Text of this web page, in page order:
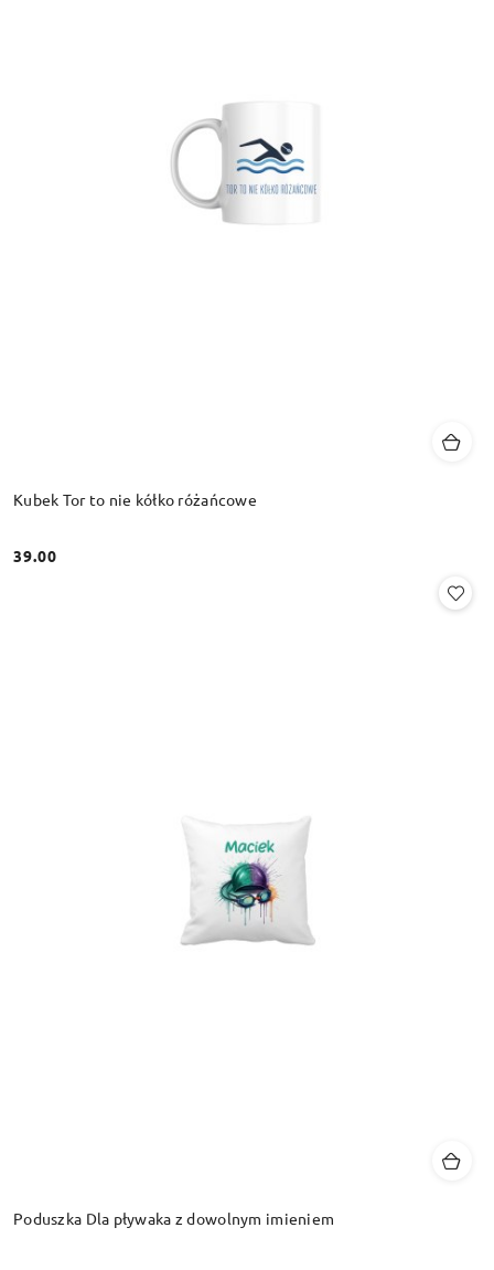
Kubek Tor to nie kółko różańcowe
Cena:
39.00
Poduszka Dla pływaka z dowolnym imieniem